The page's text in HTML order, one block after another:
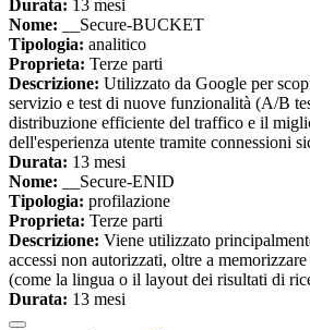
Durata: 13 mesi
Nome: __Secure-BUCKET
Tipologia: analitico
Proprieta: Terze parti
Descrizione: Utilizzato da Google per
servizio e test di nuove funzionalità (A/B
distribuzione efficiente del traffico e il
dell'esperienza utente tramite connessioni
Durata: 13 mesi
Nome: __Secure-ENID
Tipologia: profilazione
Proprieta: Terze parti
Descrizione: Viene utilizzato
accessi non autorizzati, oltre a
(come la lingua o il layout dei risultati di
Durata: 13 mesi